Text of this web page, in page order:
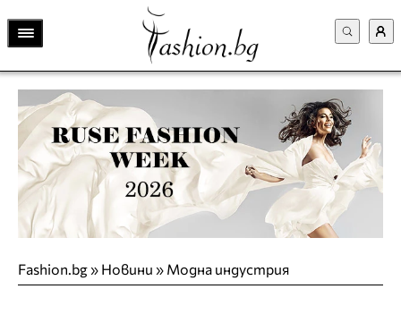
Fashion.bg» Новини » Модна индустрия